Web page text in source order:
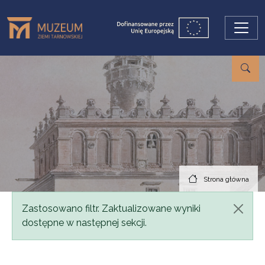
Strona główna
Komunikat
Zastosowano filtr. Zaktualizowane wyniki
dostępne w następnej sekcji.